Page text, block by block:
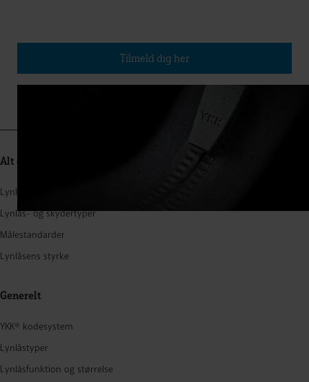
Tilmeld dig her
Alt om lynlåse
Lynlåsstruktur
Lynlås- og skydertyper
Målestandarder
Lynlåsens styrke
Generelt
YKK® kodesystem
Lynlåstyper
Lynlåsfunktion og størrelse